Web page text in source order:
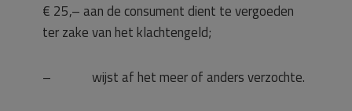
€ 25,– aan de consument dient te vergoeden
ter zake van het klachtengeld;
– wijst af het meer of anders verzochte.